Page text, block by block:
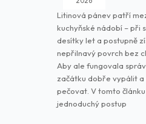
Litinová pánev patří
kuchyňské nádobí – při
desítky let a postupně
nepřilnavý povrch bez
Aby ale fungovala
začátku dobře vypálit a
pečovat. V tomto
jednoduchý postup